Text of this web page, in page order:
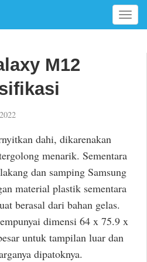
T
o
a
t
M12
dahi, dikarenakan
menarik. Sementara
dan samping Samsung
material plastik sementara
berasal dari bahan gelas.
dimensi 64 x 75.9 x
untuk tampilan luar dan
dipatoknya.